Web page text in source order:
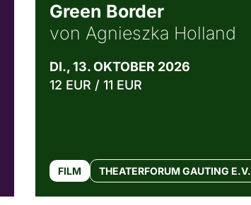
Green Border
von Agnieszka Holland
DI., 13. OKTOBER 2026
12 EUR / 11 EUR
FILM THEATERFORUM GAUTING E.V.